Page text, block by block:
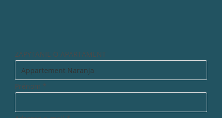
ZAPYTANIE O APARTAMENT
Prénom *